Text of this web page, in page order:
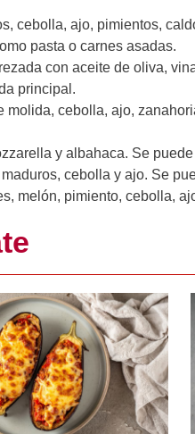
cebolla, ajo, pimientos,
pasta o carnes asadas.
con aceite de oliva,
principal.
molida, cebolla, ajo,
y albahaca. Se
cebolla y ajo. Se
melón, pimiento, cebolla,